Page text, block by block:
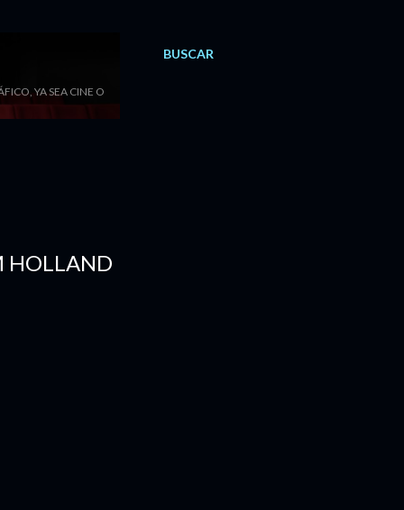
BUSCAR
YA SEA CINE O
HOLLAND